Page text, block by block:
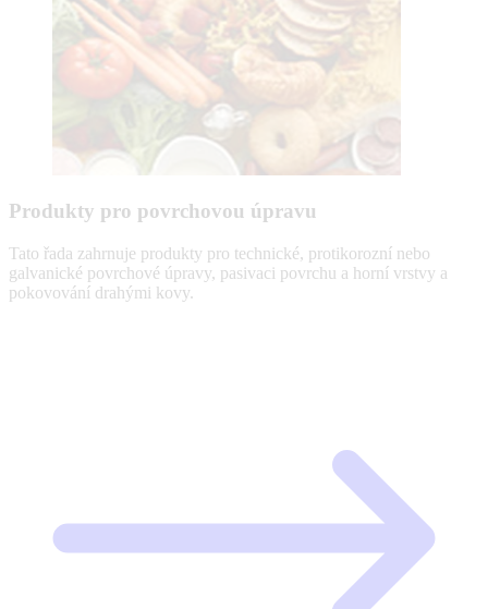
Produkty pro povrchovou úpravu
Tato řada zahrnuje produkty pro technické, protikorozní nebo
galvanické povrchové úpravy, pasivaci povrchu a horní vrstvy a
pokovování drahými kovy.